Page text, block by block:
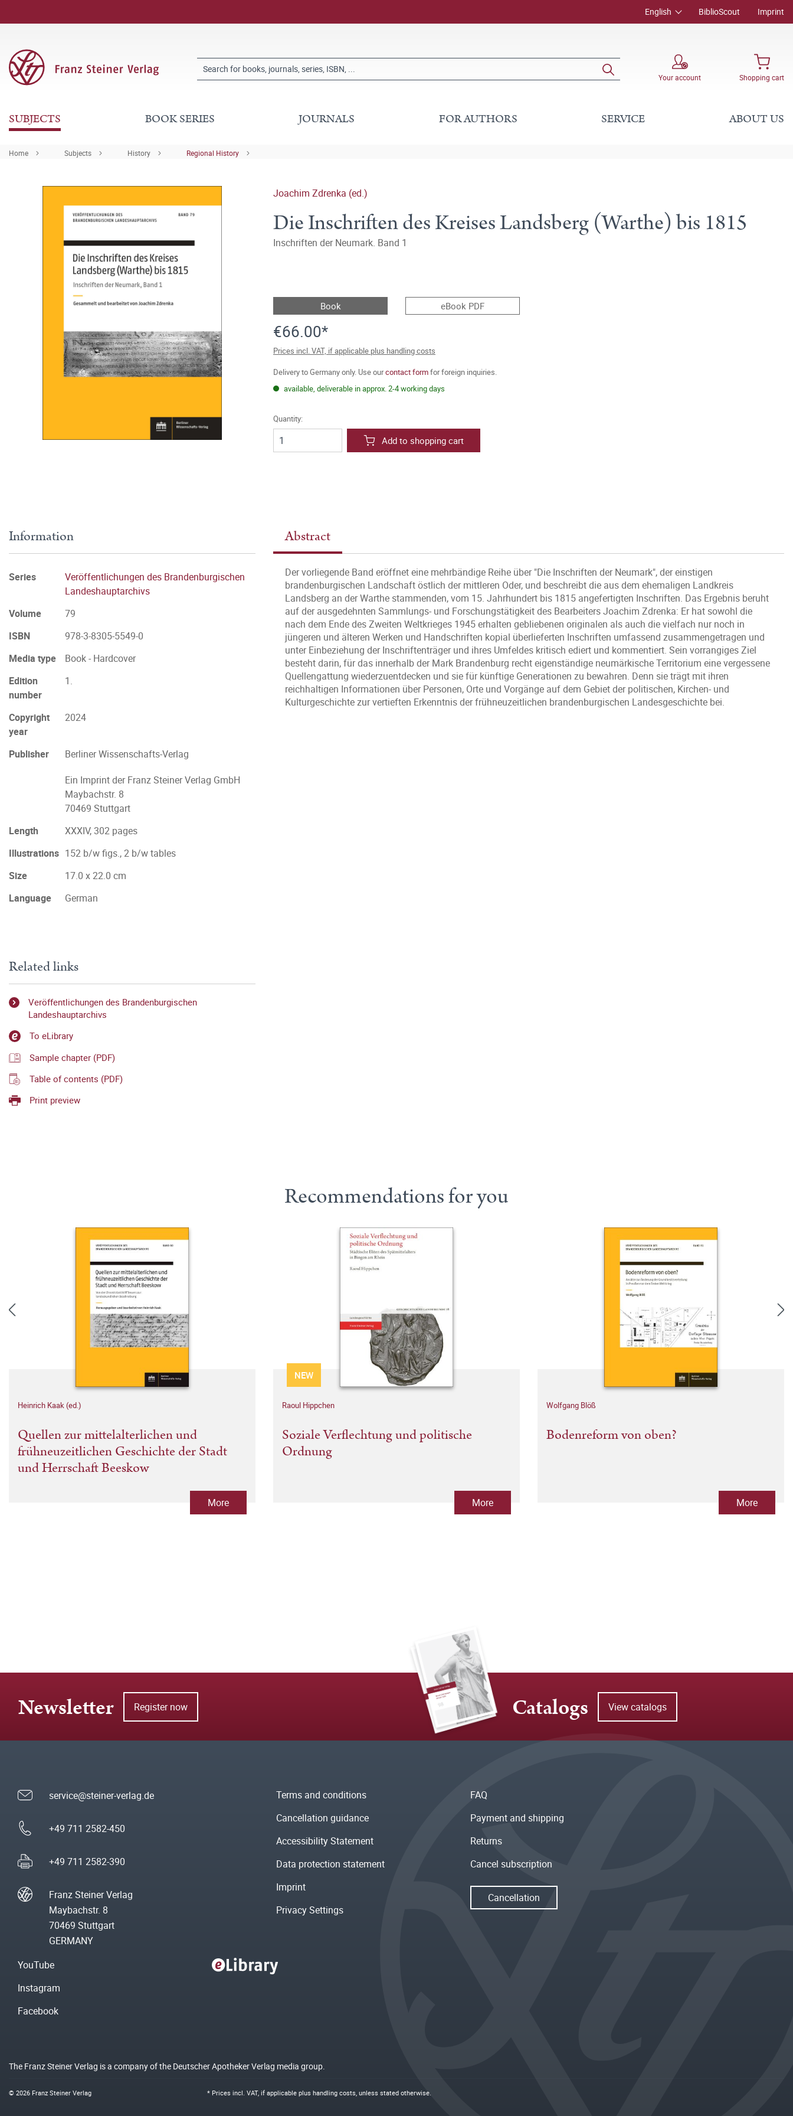
English BiblioScout Imprint
Your account Shopping cart
SUBJECTS BOOK SERIES JOURNALS FOR AUTHORS SERVICE ABOUT US
Home Subjects History Regional History
Joachim Zdrenka (ed.)
Die Inschriften des Kreises Landsberg (Warthe) bis 1815
Inschriften der Neumark. Band 1
Book eBook PDF
€66.00*
Prices incl. VAT, if applicable plus handling costs
Delivery to Germany only. Use ourcontact formfor foreign inquiries.
available, deliverable in approx. 2-4 working days
Quantity:
Add to shopping cart
Abstract
Der vorliegende Band eröffnet eine mehrbändige Reihe über "Die Inschriften der Neumark", der einstigen
brandenburgischen Landschaft östlich der mittleren Oder, und beschreibt die aus dem ehemaligen Landkreis
Landsberg an der Warthe stammenden, vom 15. Jahrhundert bis 1815 angefertigten Inschriften. Das Ergebnis beruht
auf der ausgedehnten Sammlungs- und Forschungstätigkeit des Bearbeiters Joachim Zdrenka: Er hat sowohl die
nach dem Ende des Zweiten Weltkrieges 1945 erhalten gebliebenen originalen als auch die vielfach nur noch in
jüngeren und älteren Werken und Handschriften kopial überlieferten Inschriften umfassend zusammengetragen und
unter Einbeziehung der Inschriftenträger und ihres Umfeldes kritisch ediert und kommentiert. Sein vorrangiges Ziel
besteht darin, für das innerhalb der Mark Brandenburg recht eigenständige neumärkische Territorium eine vergessene
Quellengattung wiederzuentdecken und sie für künftige Generationen zu bewahren. Denn sie trägt mit ihren
reichhaltigen Informationen über Personen, Orte und Vorgänge auf dem Gebiet der politischen, Kirchen- und
Kulturgeschichte zur vertieften Erkenntnis der frühneuzeitlichen brandenburgischen Landesgeschichte bei.
Information
Series
Veröffentlichungen des Brandenburgischen
Landeshauptarchivs
Volume
79
ISBN
978-3-8305-5549-0
Media type
Book - Hardcover
Edition
number
1.
Copyright
year
2024
Publisher
Berliner Wissenschafts-Verlag
Ein Imprint der Franz Steiner Verlag GmbH
Maybachstr. 8
70469 Stuttgart
Length
XXXIV, 302 pages
Illustrations 152 b/w figs., 2 b/w tables
Size
17.0 x 22.0 cm
Language
German
Related links
Veröffentlichungen des Brandenburgischen
Landeshauptarchivs
To eLibrary
Sample chapter (PDF)
Table of contents (PDF)
Print preview
Recommendations for you
Heinrich Kaak (ed.)
Quellen zur mittelalterlichen und
frühneuzeitlichen Geschichte der Stadt
und Herrschaft Beeskow
More
NEW
Raoul Hippchen
Soziale Verflechtung und politische
Ordnung
More
Wolfgang Blöß
Bodenreform von oben?
More
Newsletter Register now Catalogs View catalogs
service@steiner-verlag.de
+49 711 2582-450
+49 711 2582-390
Franz Steiner Verlag
Maybachstr. 8
70469 Stuttgart
GERMANY
Terms and conditions
Cancellation guidance
Accessibility Statement
Data protection statement
Imprint
Privacy Settings
FAQ
Payment and shipping
Returns
Cancel subscription
Cancellation
YouTube
Instagram
Facebook
The Franz Steiner Verlag is a company of the Deutscher Apotheker Verlag media group.
* Prices incl. VAT, if applicable plus handling costs, unless stated otherwise.
© 2026 Franz Steiner Verlag